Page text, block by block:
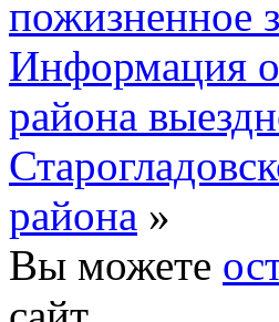
пожизненное
Информация
района
района »
Вы можете